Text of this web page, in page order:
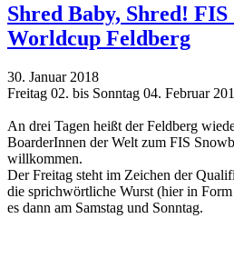
Shred Baby, Shred!
Worldcup Feldberg
30. Januar 2018
Freitag 02. bis Sonntag 04. Februar
An drei Tagen heißt der Feldberg
BoarderInnen der Welt zum FIS
willkommen.
Der Freitag steht im Zeichen der
die sprichwörtliche Wurst (hier in
es dann am Samstag und Sonntag.